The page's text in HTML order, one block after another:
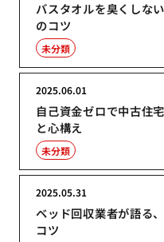
バスタオルを臭くしな
のコツ
未分類
自己資金ゼロで中古住
と心構え
2025.06.01
未分類
ベッド回収業者が語る
コツ
2025.05.31